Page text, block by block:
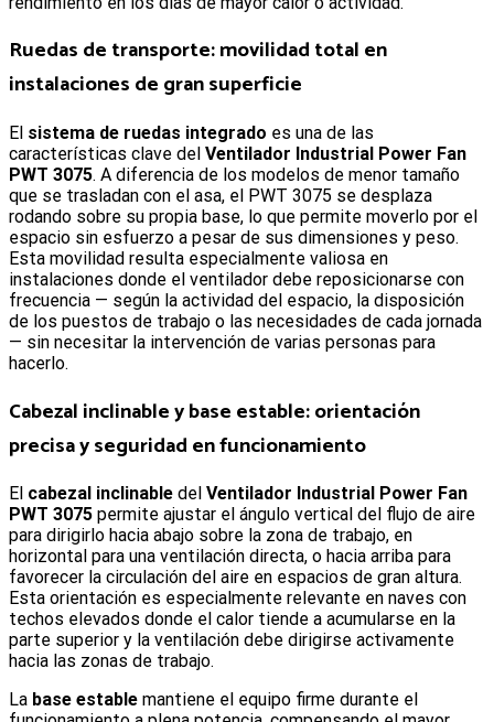
Ruedas de transporte: movilidad total en
instalaciones de gran superficie
El sistema de ruedas integrado es una de las
características clave del Ventilador Industrial Power Fan
PWT 3075. A diferencia de los modelos de menor tamaño
que se trasladan con el asa, el PWT 3075 se desplaza
rodando sobre su propia base, lo que permite moverlo por el
espacio sin esfuerzo a pesar de sus dimensiones y peso.
Esta movilidad resulta especialmente valiosa en
instalaciones donde el ventilador debe reposicionarse con
frecuencia — según la actividad del espacio, la disposición
de los puestos de trabajo o las necesidades de cada jornada
— sin necesitar la intervención de varias personas para
hacerlo.
Cabezal inclinable y base estable: orientación
precisa y seguridad en funcionamiento
El cabezal inclinable del Ventilador Industrial Power Fan
PWT 3075 permite ajustar el ángulo vertical del flujo de aire
para dirigirlo hacia abajo sobre la zona de trabajo, en
horizontal para una ventilación directa, o hacia arriba para
favorecer la circulación del aire en espacios de gran altura.
Esta orientación es especialmente relevante en naves con
techos elevados donde el calor tiende a acumularse en la
parte superior y la ventilación debe dirigirse activamente
hacia las zonas de trabajo.
La base estable mantiene el equipo firme durante el